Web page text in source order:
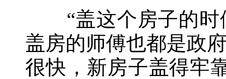
“盖这个房子的时
盖房的师傅也都是政
很快，新房子盖得牢